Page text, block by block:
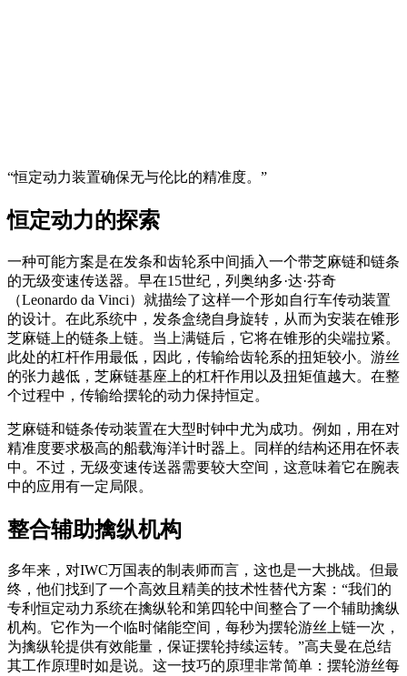
“恒定动力装置确保无与伦比的精准度。”
恒定动力的探索
一种可能方案是在发条和齿轮系中间插入一个带芝麻链和链条
的无级变速传送器。早在15世纪，列奥纳多·达·芬奇
（Leonardo da Vinci）就描绘了这样一个形如自行车传动装置
的设计。在此系统中，发条盒绕自身旋转，从而为安装在锥形
芝麻链上的链条上链。当上满链后，它将在锥形的尖端拉紧。
此处的杠杆作用最低，因此，传输给齿轮系的扭矩较小。游丝
的张力越低，芝麻链基座上的杠杆作用以及扭矩值越大。在整
个过程中，传输给摆轮的动力保持恒定。
芝麻链和链条传动装置在大型时钟中尤为成功。例如，用在对
精准度要求极高的船载海洋计时器上。同样的结构还用在怀表
中。不过，无级变速传送器需要较大空间，这意味着它在腕表
中的应用有一定局限。
整合辅助擒纵机构
多年来，对IWC万国表的制表师而言，这也是一大挑战。但最
终，他们找到了一个高效且精美的技术性替代方案：“我们的
专利恒定动力系统在擒纵轮和第四轮中间整合了一个辅助擒纵
机构。它作为一个临时储能空间，每秒为摆轮游丝上链一次，
为擒纵轮提供有效能量，保证摆轮持续运转。”高夫曼在总结
其工作原理时如是说。这一技巧的原理非常简单：摆轮游丝每